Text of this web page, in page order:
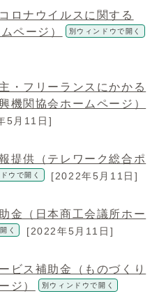
ロナウイルスに関する
ページ）
別ウィンドウで開く
・フリーランスにかかる
機関協会ホームページ）
5月11日]
提供（テレワーク総合ポ
ウで開く [2022年5月11日]
金（日本商工会議所ホー
く [2022年5月11日]
ビス補助金（ものづくり
ジ）
別ウィンドウで開く